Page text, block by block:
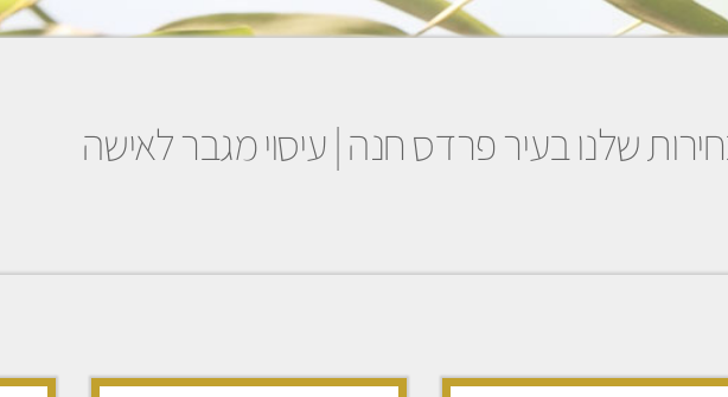
שלנו בעיר פרדס חנה | עיסוי מגבר לאישה